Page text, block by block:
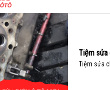
Tiệm sửa
Tiệm sửa